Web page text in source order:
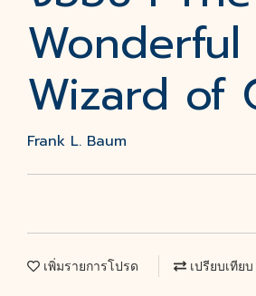
Wonderful
Wizard of
Frank L. Baum
เพิ่มรายการโปรด เปรียบเทียบ